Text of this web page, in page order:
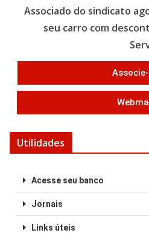
o
o
Associado do sindicato
seu carro com
Utilidades
Acesse seu banco
Jornais
Links úteis